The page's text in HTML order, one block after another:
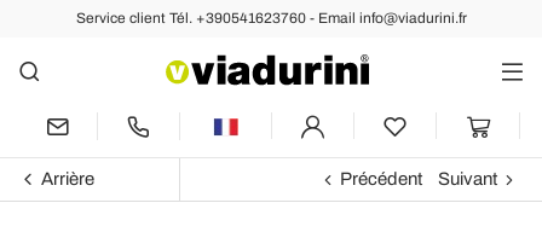
Service client Tél. +390541623760 - Email info@viadurini.fr
Arrière Précédent Suivant